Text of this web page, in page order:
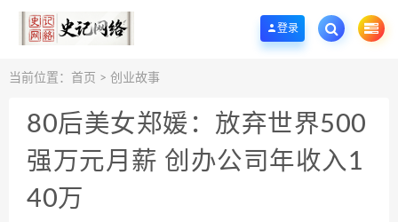
欢迎您光临史记网络工作室资源下载站，一个优质的手机App应用商店和网站源
登录
当前位置： 首页 > 创业故事
80后美女郑媛：放弃世界500
强万元月薪 创办公司年收入1
40万